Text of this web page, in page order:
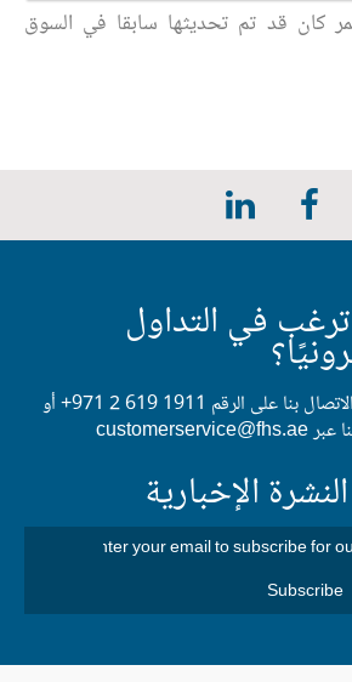
كان قد تم تحديثها سابقا في السوق
في التداول
بنا على الرقم +971 2 619 1911أو
عبرcustomerservice@fhs.ae
الإخبارية